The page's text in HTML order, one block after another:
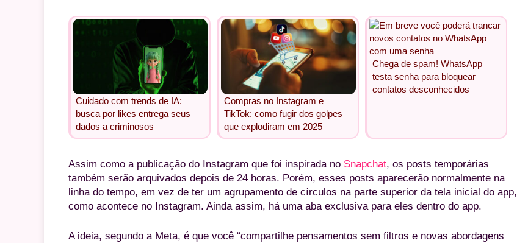
Cuidado com trends de IA:
busca por likes entrega seus
dados a criminosos
Compras no Instagram e
TikTok: como fugir dos golpes
que explodiram em 2025
Chega de spam! WhatsApp
testa senha para bloquear
contatos desconhecidos
Assim como a publicação do Instagram que foi inspirada no Snapchat, os posts temporárias
também serão arquivados depois de 24 horas. Porém, esses posts aparecerão normalmente na
linha do tempo, em vez de ter um agrupamento de círculos na parte superior da tela inicial do app,
como acontece no Instagram. Ainda assim, há uma aba exclusiva para eles dentro do app.
A ideia, segundo a Meta, é que você “compartilhe pensamentos sem filtros e novas abordagens